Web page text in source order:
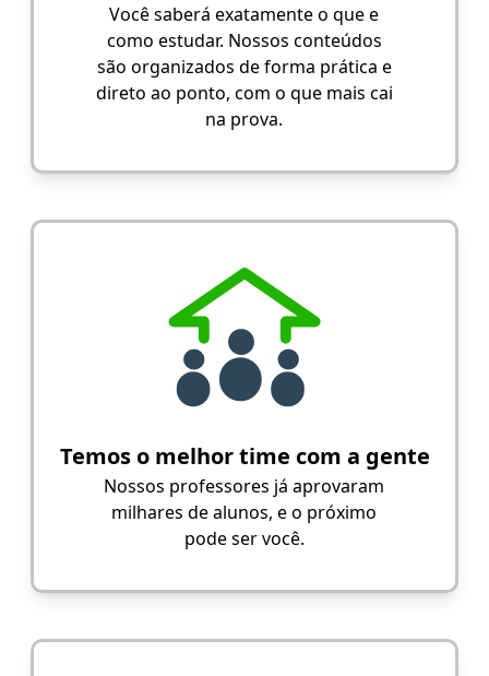
Você saberá exatamente o que e
como estudar. Nossos conteúdos
são organizados de forma prática e
direto ao ponto, com o que mais cai
na prova.
Temos o melhor time com a gente
Nossos professores já aprovaram
milhares de alunos, e o próximo
pode ser você.